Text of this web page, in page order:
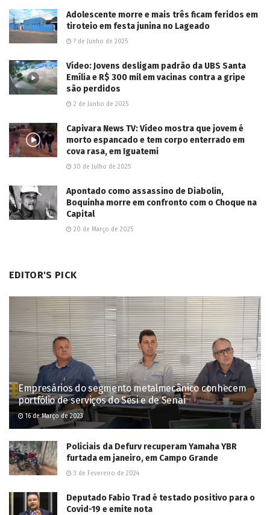
Adolescente morre e mais três ficam feridos em
tiroteio em festa junina no Lageado
7 de Junho de 2025
Vídeo: Jovens desligam padrão da UBS Santa
Emília e R$ 300 mil em vacinas contra a gripe
são perdidos
2 de Junho de 2025
Capivara News TV: Vídeo mostra que jovem é
morto espancado e tem corpo enterrado em
cova rasa, em Iguatemi
30 de Julho de 2025
Apontado como assassino de Diabolin,
Boquinha morre em confronto com o Choque na
Capital
20 de Março de 2025
EDITOR'S PICK
Empresários do segmento metalmecânico conhecem
portfólio de serviços do Sesi e de Senai
16 de Março de 2023
Policiais da Defurv recuperam Yamaha YBR
furtada em janeiro, em Campo Grande
3 de Fevereiro de 2024
Deputado Fabio Trad é testado positivo para o
Covid-19 e emite nota